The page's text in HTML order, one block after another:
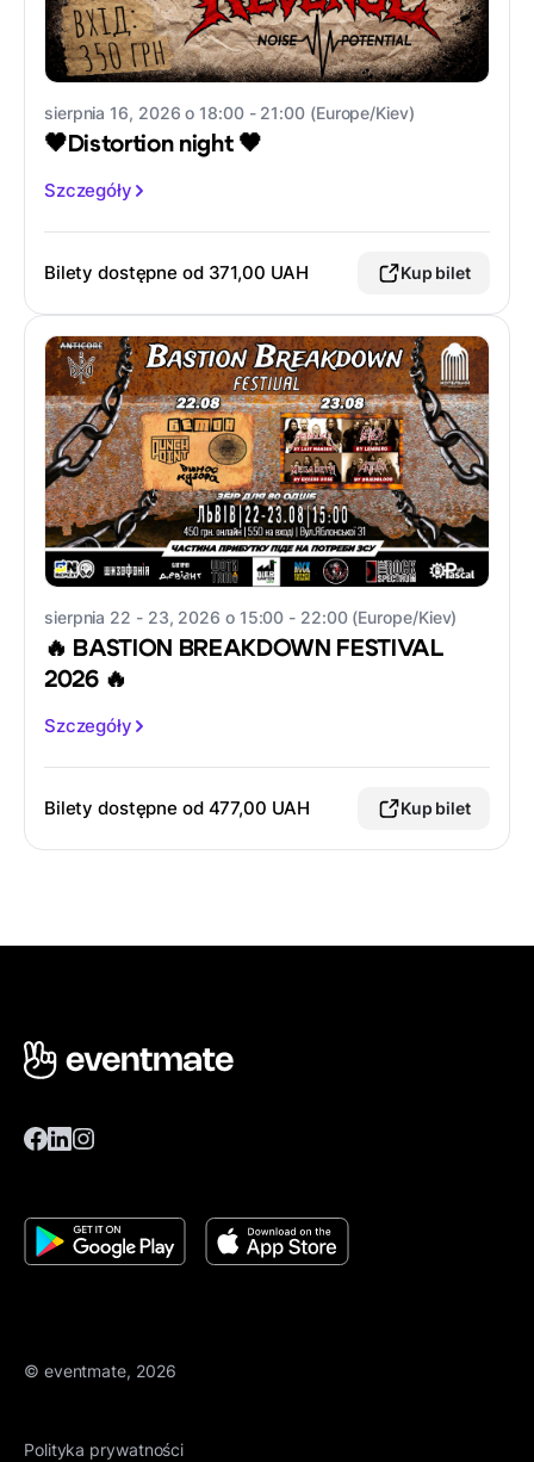
sierpnia 16, 2026 o 18:00 - 21:00 (Europe/Kiev)
🖤Distortion night 🖤
Szczegóły
Bilety dostępne od 371,00 UAH Kup bilet
sierpnia 22 - 23, 2026 o 15:00 - 22:00 (Europe/Kiev)
🔥 BASTION BREAKDOWN FESTIVAL
2026 🔥
Szczegóły
Bilety dostępne od 477,00 UAH Kup bilet
© eventmate, 2026
Polityka prywatności